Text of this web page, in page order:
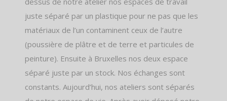
juste séparé par un plastique pour ne pas que les
matériaux de l’un contaminent ceux de l’autre
(poussière de plâtre et de terre et particules de
peinture). Ensuite à Bruxelles nos deux espace
séparé juste par un stock. Nos échanges sont
constants. Aujourd’hui, nos ateliers sont séparés